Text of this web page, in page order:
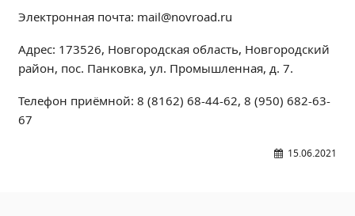
Центр карьеры
Всероссийское чемпионатное движение
Региональная инновационная площадка
СВЕДЕНИЯ ОБ ОБРАЗОВАТЕЛЬНОЙ ОРГАНИЗАЦИИ
Электронная почта: mail@novroad.ru
Адрес: 173526, Новгородская область, Новгородский
район, пос. Панковка, ул. Промышленная, д. 7.
Телефон приёмной: 8 (8162) 68-44-62, 8 (950) 682-63-
67
15.06.2021